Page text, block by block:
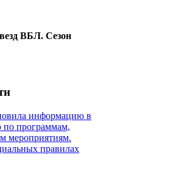
ВБЛ. Сезон
информацию в
по программам,
мероприятиям.
правилах